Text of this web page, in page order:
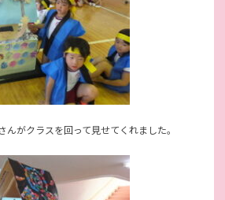
んがクラスを回って見せてくれました。